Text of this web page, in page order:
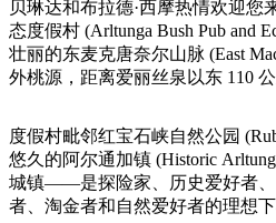
按
区
探
索
单
您
的
旅
行
规
划
工
具
贝琳达和布拉德·西摩热情欢迎您
态度假村 (Arltunga Bush Pub and
壮丽的东麦克唐奈尔山脉 (East
外桃源，距离爱丽丝泉以东 110 公
度假村毗邻红宝石峡自然公园
悠久的阿尔通加镇 (Historic
城镇——是探险家、历史爱好者
者、淘金者和自然爱好者的理想下